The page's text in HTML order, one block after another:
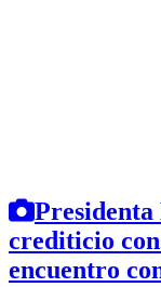
crediticio
encuentro